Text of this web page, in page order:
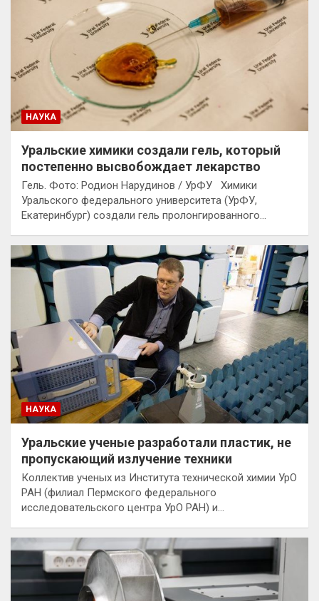
НАУКА
Уральские химики создали гель, который
постепенно высвобождает лекарство
Гель. Фото: Родион Нарудинов / УрФУ Химики
Уральского федерального университета (УрФУ,
Екатеринбург) создали гель пролонгированного…
НАУКА
Уральские ученые разработали пластик, не
пропускающий излучение техники
Коллектив ученых из Института технической химии УрО
РАН (филиал Пермского федерального
исследовательского центра УрО РАН) и…